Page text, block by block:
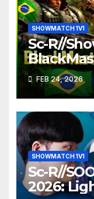
SHOWMATCH 1V1
Sc-R//
HUNTER
FEB 24, 2026
SHOWMATCH 1V1
Sc-R//
2026: